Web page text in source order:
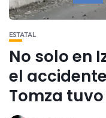
ESTATAL
No solo en
el
Tomza